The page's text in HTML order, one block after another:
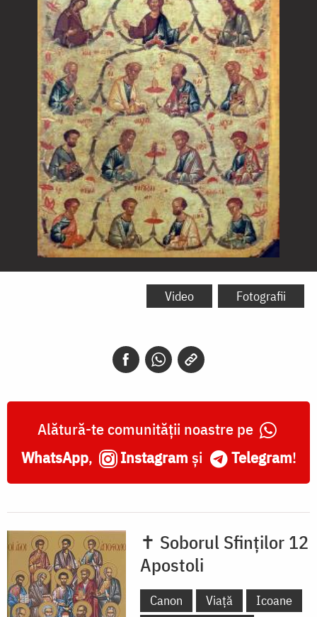
Soborul
Video Fotografii
Alătură-te comunității noastre pe
WhatsApp, Instagram și Telegram!
✝ Soborul Sfinților 12
Apostoli
Canon Viață
Icoane